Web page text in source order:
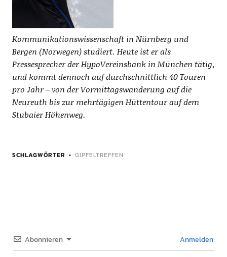
Kommunikationswissenschaft in Nürnberg und
Bergen (Norwegen) studiert. Heute ist er als
Pressesprecher der HypoVereinsbank in München tätig,
und kommt dennoch auf durchschnittlich 40 Touren
pro Jahr – von der Vormittagswanderung auf die
Neureuth bis zur mehrtägigen Hüttentour auf dem
Stubaier Höhenweg.
SCHLAGWÖRTER GIPFELTREFFEN
Abonnieren Anmelden